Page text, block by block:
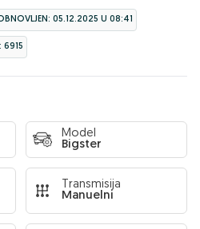
05.12.2025 U 08:41
6915
Model
Bigster
Transmisija
Manuelni